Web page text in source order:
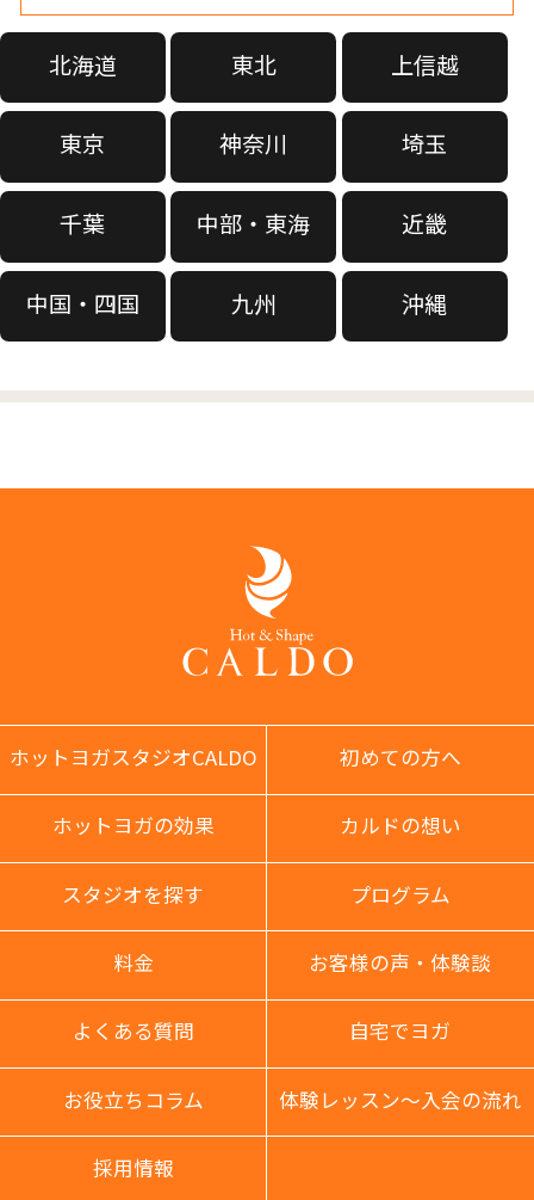
北海道 東北 上信越
東京 神奈川 埼玉
千葉 中部・東海 近畿
中国・四国 九州 沖縄
ホットヨガスタジオCALDO 初めての方へ
ホットヨガの効果 カルドの想い
スタジオを探す プログラム
料金 お客様の声・体験談
よくある質問 自宅でヨガ
お役立ちコラム 体験レッスン〜入会の流れ
採用情報